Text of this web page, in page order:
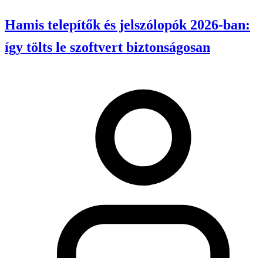
Hamis telepítők és jelszólopók 2026-ban:
így tölts le szoftvert biztonságosan